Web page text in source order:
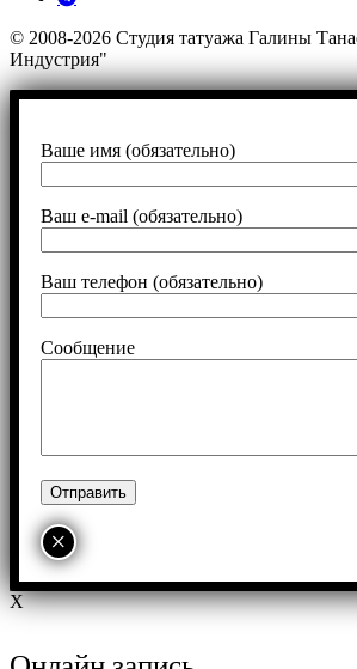
© 2008-2026 Студия татуажа Галины
Индустрия"
Ваше имя (обязательно)
Ваш e-mail (обязательно)
Ваш телефон (обязательно)
Сообщение
×
X